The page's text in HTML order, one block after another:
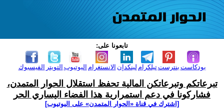
تابعونا على:
الفيسبوك التويتر اليوتيوب الانستغرام لينكدإن تيلكرامبنترست بودكاست
تبرعاتكم وتبرعاتكن المالية تحفظ استقلال الحوار المتمدن،
فشاركونا في دعم استمرارية هذا الفضاء اليساري الحر
[اشترك في قناة ‫«الحوار المتمدن» على اليوتيوب]